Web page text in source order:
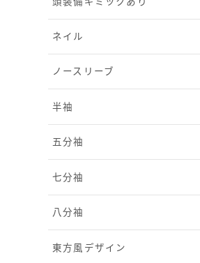
ネイル
ノースリーブ
半袖
五分袖
七分袖
八分袖
東方風デザイン